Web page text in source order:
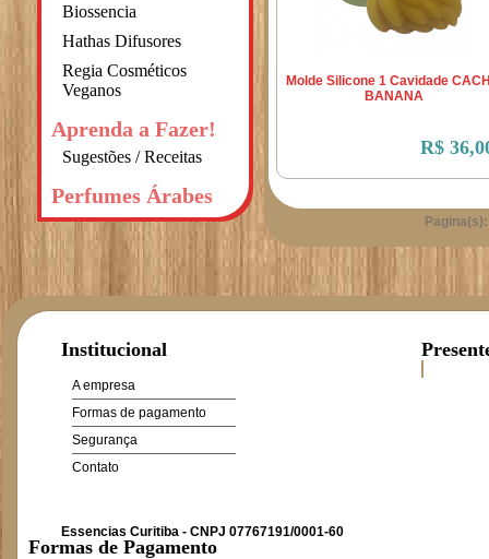
Biossencia
Hathas Difusores
Regia Cosméticos
Veganos
Aprenda a Fazer!
Sugestões / Receitas
Perfumes Árabes
Molde Silicone 1 Cavidade
BANANA
R$
Pagina(s):
Institucional
A empresa
Formas de pagamento
Segurança
Contato
Essencias Curitiba - CNPJ 07767191/0001-60
Formas de Pagamento